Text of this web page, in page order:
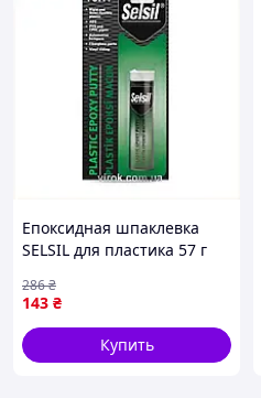
Епоксидная шпаклевка
SELSIL для пластика 57 г
качественного ремонта и
восстановления изделий
143 ₴
286₴
Купить